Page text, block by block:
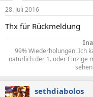
28. Juli 2016
Thx für Rückmeldung
99% Wiederholungen. Ich
natürlich der 1. oder Einzige
sethdiabolos